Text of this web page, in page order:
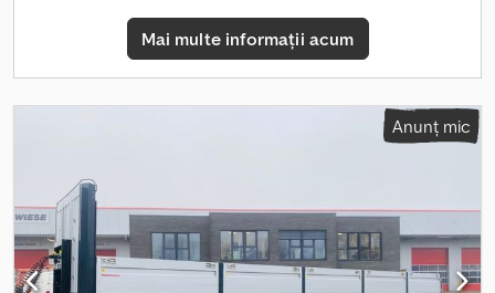
dorințelor clientului. #Șasiu, cuplă, transport Construcție sudată
din oțel de înaltă calitate, placă de cuplă cu cui de cuplare de 2"
(50 mm) înlocuibil Cadru exterior ușor înclinat, model nou, cu
susținere în 2 trepte, acționare dintr-o singură parte, cu secțiune
inferioară semicirculară și placă de conectare dreaptă, cu
susținere, respectiv raza liberă de rotire în spate, este de
aproximativ 1930 mm Scară extensibilă în spate Blocator de ușă
lateral 2 pene de susținere cu suport Protecție laterală din
aluminiu Protecție inferioară din oțel galvanizat Apărători de roată
în formă de sfert de cerc, în fața și în spatele grupului de osii Cu
Mai multe informații acum
Anunț mic